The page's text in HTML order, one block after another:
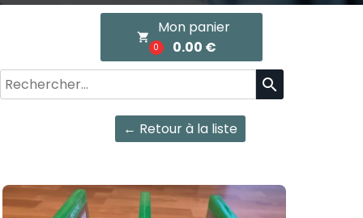
local_grocery_store
0
Mon panier
0.00 €
search
← Retour à la liste